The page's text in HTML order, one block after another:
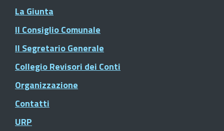
La Giunta
Il Consiglio Comunale
Il Segretario Generale
Collegio Revisori dei Conti
Organizzazione
Contatti
URP